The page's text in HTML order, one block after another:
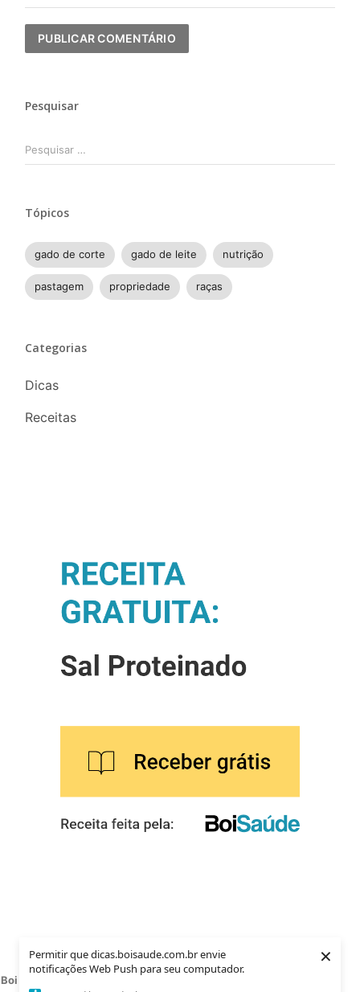
Permitir que dicas.boisaude.com.br envie
notificações Web Push para seu computador.
×
Pesquisar
por:
Tópicos
gado de corte gado de leite nutrição
pastagem propriedade raças
Categorias
Dicas
Receitas
Boi Saúde 2021